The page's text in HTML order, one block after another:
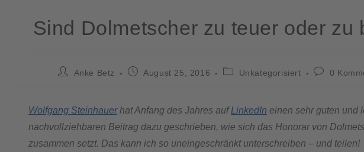
Sind Dolmetscher zu teuer oder zu
Anke Betz August 25, 2016 Unkategorisiert 0
Wolfgang Steinhauerhat Anfang des Jahres aufLinkedIn einen sehr guten und
nachvollziehbaren Beitrag dazu geschrieben, wie sich das Honorar von
zusammen setzt. Das kann ich so uneingeschränkt unterschreiben – und teilen!